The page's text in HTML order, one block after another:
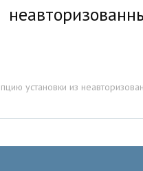
установки из